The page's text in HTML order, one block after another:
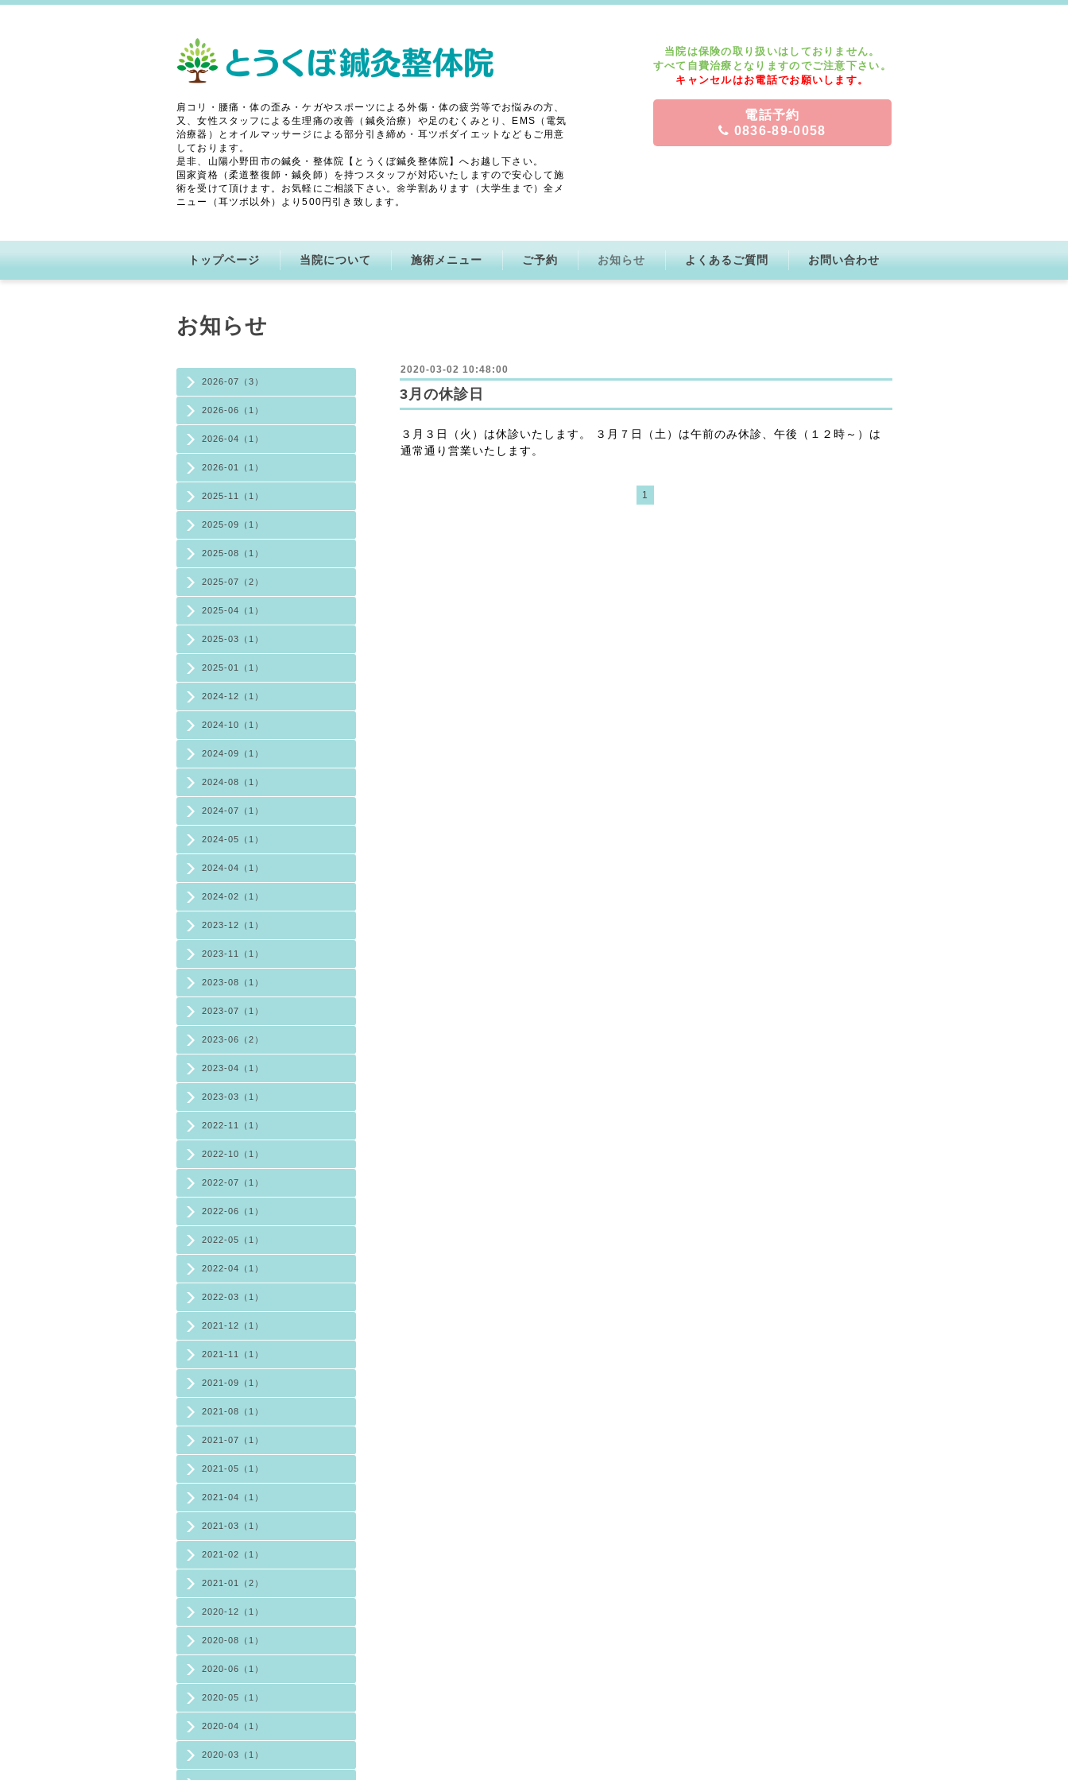
当院は保険の取り扱いはしておりません。
すべて自費治療となりますのでご注意下さい。
キャンセルはお電話でお願いします。
電話予約
0836-89-0058
肩コリ・腰痛・体の歪み・ケガやスポーツによる外傷・体の疲労等でお悩みの方、
又、女性スタッフによる生理痛の改善（鍼灸治療）や足のむくみとり、EMS（電気
治療器）とオイルマッサージによる部分引き締め・耳ツボダイエットなどもご用意
しております。
是非、山陽小野田市の鍼灸・整体院【とうくぼ鍼灸整体院】へお越し下さい。
国家資格（柔道整復師・鍼灸師）を持つスタッフが対応いたしますので安心して施
術を受けて頂けます。お気軽にご相談下さい。🌼学割あります（大学生まで）全メ
ニュー（耳ツボ以外）より500円引き致します。
トップページ 当院について 施術メニュー ご予約 お知らせ よくあるご質問 お問い合わせ
2026-07（3）
2026-06（1）
2026-04（1）
2026-01（1）
2025-11（1）
2025-09（1）
2025-08（1）
2025-07（2）
2025-04（1）
2025-03（1）
2025-01（1）
2024-12（1）
2024-10（1）
2024-09（1）
2024-08（1）
2024-07（1）
2024-05（1）
2024-04（1）
2024-02（1）
2023-12（1）
2023-11（1）
2023-08（1）
2023-07（1）
2023-06（2）
2023-04（1）
2023-03（1）
2022-11（1）
2022-10（1）
2022-07（1）
2022-06（1）
2022-05（1）
2022-04（1）
2022-03（1）
2021-12（1）
2021-11（1）
2021-09（1）
2021-08（1）
2021-07（1）
2021-05（1）
2021-04（1）
2021-03（1）
2021-02（1）
2021-01（2）
2020-12（1）
2020-08（1）
2020-06（1）
2020-05（1）
2020-04（1）
2020-03（1）
お知らせ
2020-03-02 10:48:00
3月の休診日
３月３日（火）は休診いたします。 ３月７日（土）は午前のみ休診、午後（１２時～）は
通常通り営業いたします。
1